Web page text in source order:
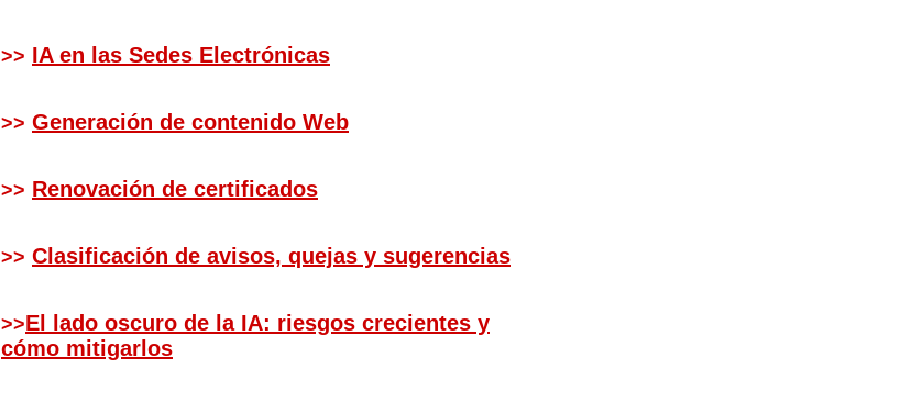
>> IA en las Sedes Electrónicas
>> Generación de contenido Web
>> Renovación de certificados
>> Clasificación de avisos, quejas y sugerencias
>>El lado oscuro de la IA: riesgos crecientes y
cómo mitigarlos